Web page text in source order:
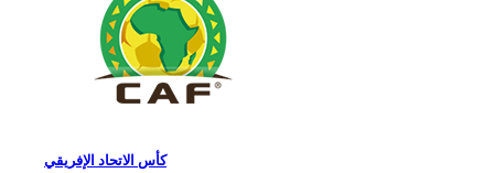
كأس الاتحاد الإفريقي